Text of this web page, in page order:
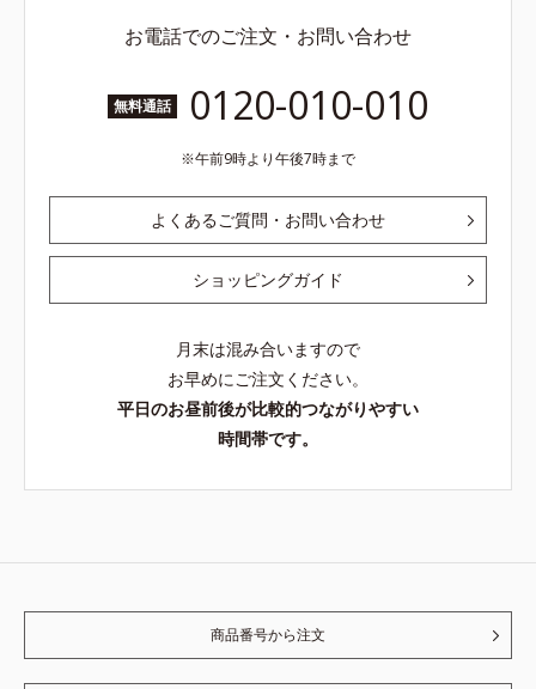
お電話でのご注文・お問い合わせ
無料通話 0120-010-010
午前9時より午後7時まで
よくあるご質問・お問い合わせ
ショッピングガイド
月末は混み合いますので
お早めにご注文ください。
平日のお昼前後が比較的つながりやすい
時間帯です。
商品番号から注文